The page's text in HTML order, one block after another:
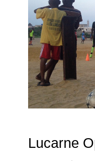
Lucarne